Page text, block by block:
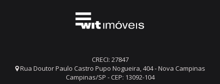
CRECI: 27847
Rua Doutor Paulo Castro Pupo Nogueira, 404 - Nova Campinas
Campinas/SP - CEP: 13092-104